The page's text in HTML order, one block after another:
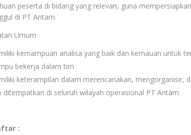
peserta di bidang yang relevan, guna
di PT Antam.
Umum
kemampuan analisa yang baik dan kemauan untuk
bekerja dalam tim
keterampilan dalam merencanakan, mengorganisir,
ditempatkan di seluruh wilayah operasional PT Antam
: